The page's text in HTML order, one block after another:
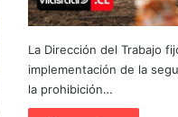
La Dirección del Trabajo
implementación de la
la prohibición…